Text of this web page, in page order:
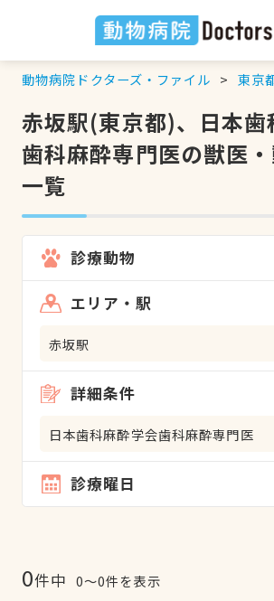
動物病院ドクターズ・ファイル 東京
赤坂駅(東京都)、日本歯
歯科麻酔専門医の獣医
一覧
診療動物
エリア・駅
赤坂駅
詳細条件
日本歯科麻酔学会歯科麻酔専門医
診療曜日
0件中 0〜0件を表示